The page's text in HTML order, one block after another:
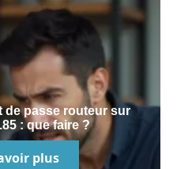
de passe routeur sur
: que faire ?
plus